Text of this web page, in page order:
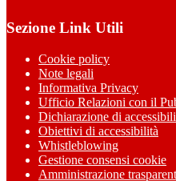
Sezione Link Utili
Cookie policy
Note legali
Informativa Privacy
Ufficio Relazioni con il
Dichiarazione di
Obiettivi di accessibilità
Whistleblowing
Gestione consensi cookie
Amministrazione